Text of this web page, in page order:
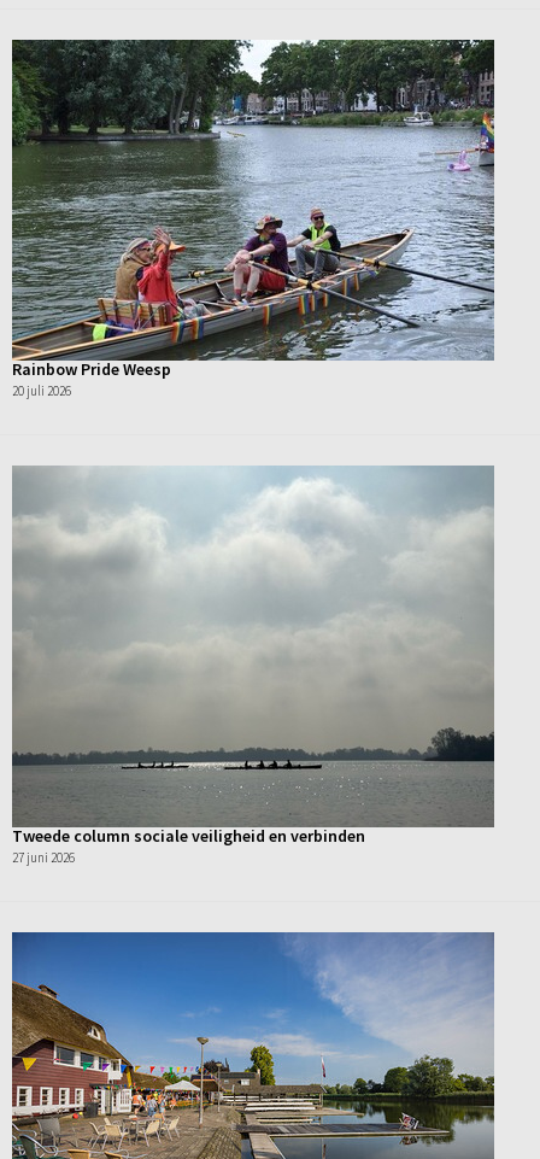
Rainbow Pride Weesp
20 juli 2026
Tweede column sociale veiligheid en verbinden
27 juni 2026